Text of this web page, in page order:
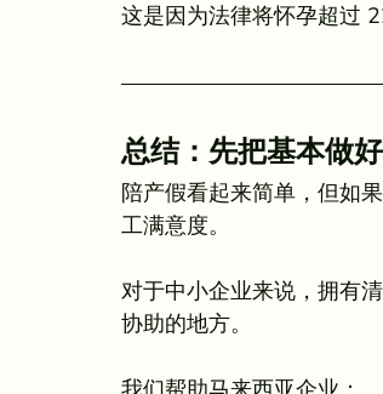
这是因为法律将怀孕超过
总结：先把基本做
陪产假看起来简单，但如
工满意度。
对于中小企业来说，拥有
协助的地方。